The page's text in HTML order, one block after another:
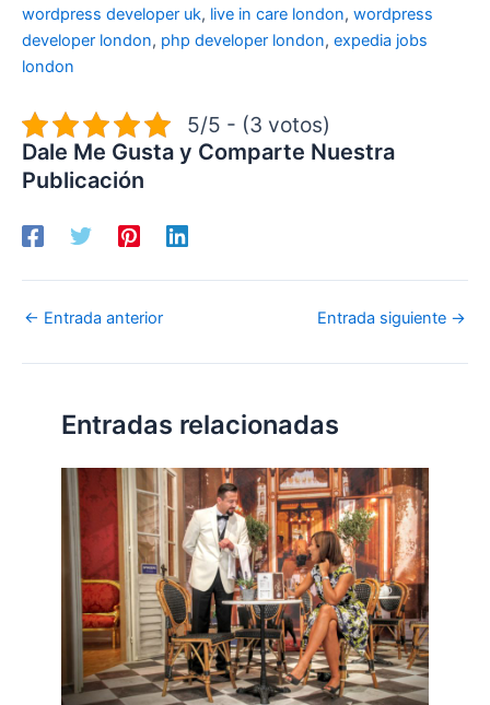
wordpress developer uk, live in care london, wordpress
developer london, php developer london, expedia jobs
london
5/5 - (3 votos)
Dale Me Gusta y Comparte Nuestra
Publicación
← Entrada anterior Entrada siguiente →
Entradas relacionadas